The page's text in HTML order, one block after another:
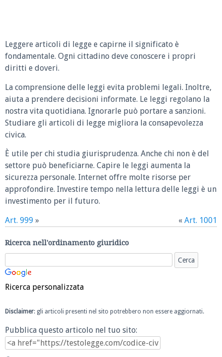
Leggere articoli di legge e capirne il significato è
fondamentale. Ogni cittadino deve conoscere i propri
diritti e doveri.
La comprensione delle leggi evita problemi legali. Inoltre,
aiuta a prendere decisioni informate. Le leggi regolano la
nostra vita quotidiana. Ignorarle può portare a sanzioni.
Studiare gli articoli di legge migliora la consapevolezza
civica.
È utile per chi studia giurisprudenza. Anche chi non è del
settore può beneficiarne. Capire le leggi aumenta la
sicurezza personale. Internet offre molte risorse per
approfondire. Investire tempo nella lettura delle leggi è un
investimento per il futuro.
Art. 999 » « Art. 1001
Ricerca nell'ordinamento giuridico
Ricerca personalizzata
Disclaimer: gli articoli presenti nel sito potrebbero non essere aggiornati.
Pubblica questo articolo nel tuo sito: